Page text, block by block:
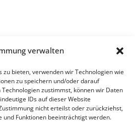
verwalten
zu bieten, verwenden wir Technologien wie
zu speichern und/oder darauf
zustimmst, können wir Daten
IDs auf dieser Website
nicht erteilst oder zurückziehst,
Funktionen beeinträchtigt werden.